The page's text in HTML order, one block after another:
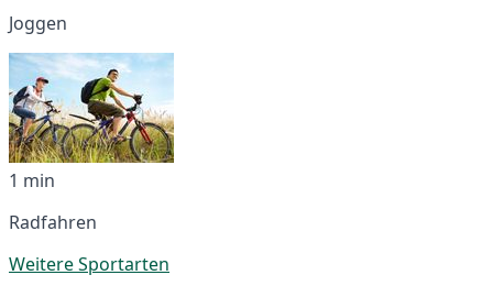
Joggen
1 min
Radfahren
Weitere Sportarten